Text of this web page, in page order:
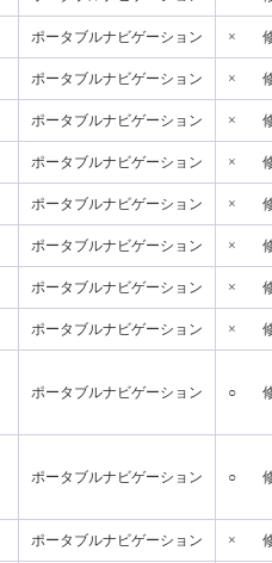
ポータブルナビゲーション ×
ポータブルナビゲーション ×
ポータブルナビゲーション ×
ポータブルナビゲーション ×
ポータブルナビゲーション ×
ポータブルナビゲーション ×
ポータブルナビゲーション ×
ポータブルナビゲーション ×
ポータブルナビゲーション ○
ポータブルナビゲーション ○
ポータブルナビゲーション ×